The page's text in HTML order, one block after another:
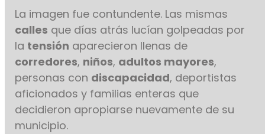
La imagen fue contundente. Las mismas
calles que días atrás lucían golpeadas por
la tensión aparecieron llenas de
corredores, niños, adultos mayores,
personas con discapacidad, deportistas
aficionados y familias enteras que
decidieron apropiarse nuevamente de su
municipio.